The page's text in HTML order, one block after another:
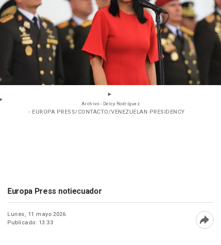
Archivo - Delcy Rodríguez
- EUROPA PRESS/CONTACTO/VENEZUELAN PRESIDENCY
Europa Press notiecuador
Lunes, 11 mayo 2026
Publicado: 13:33